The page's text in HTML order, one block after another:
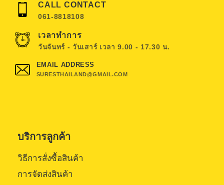
CALL CONTACT
061-8818108
เวลาทำการ
วันจันทร์ - วันเสาร์ เวลา 9.00 - 17.30 น.
EMAIL ADDRESS
SURESTHAILAND@GMAIL.COM
บริการลูกค้า
วิธีการสั่งซื้อสินค้า
การจัดส่งสินค้า